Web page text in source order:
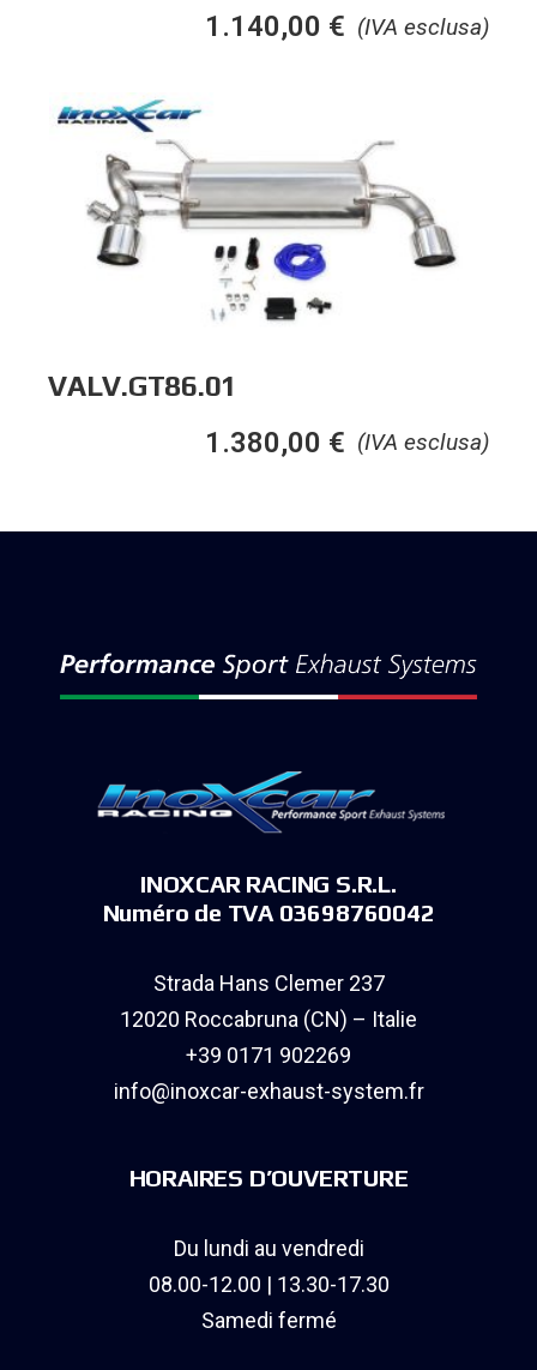
(IVA esclusa)
1.140,00 €
VALV.GT86.01
(IVA esclusa)
1.380,00 €
INOXCAR RACING S.R.L.
Numéro de TVA 03698760042
Strada Hans Clemer 237
12020 Roccabruna (CN) – Italie
+39 0171 902269
info@inoxcar-exhaust-system.fr
HORAIRES D’OUVERTURE
Du lundi au vendredi
08.00-12.00 | 13.30-17.30
Samedi fermé